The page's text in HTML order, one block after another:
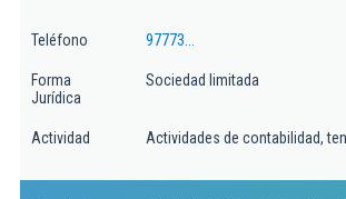
Teléfono 97773...
Forma
Jurídica
Sociedad limitada
Actividad Actividades de contabilidad,